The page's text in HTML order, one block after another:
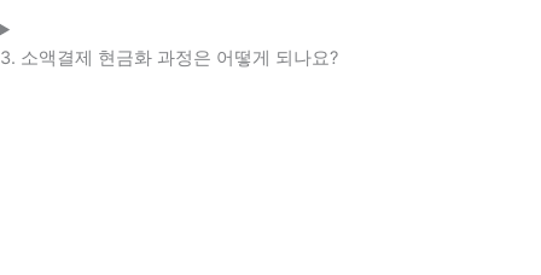
3. 소액결제 현금화 과정은 어떻게 되나요?